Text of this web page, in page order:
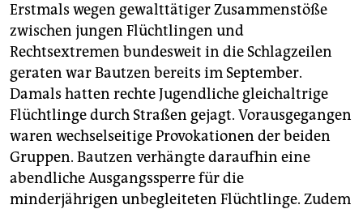
Erstmals wegen gewalttätiger Zusammenstöße
zwischen jungen Flüchtlingen und
Rechtsextremen bundesweit in die Schlagzeilen
geraten war Bautzen bereits im September.
Damals hatten rechte Jugendliche gleichaltrige
Flüchtlinge durch Straßen gejagt. Vorausgegangen
waren wechselseitige Provokationen der beiden
Gruppen. Bautzen verhängte daraufhin eine
abendliche Ausgangssperre für die
minderjährigen unbegleiteten Flüchtlinge. Zudem